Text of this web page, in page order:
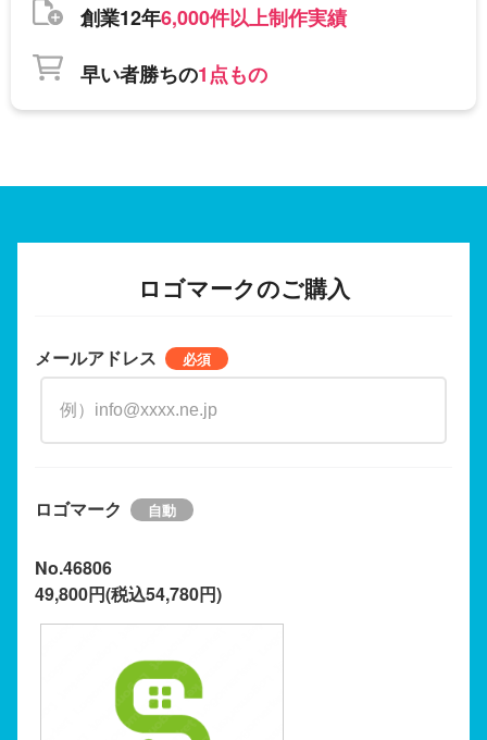
創業12年6,000件以上制作実績
早い者勝ちの1点もの
ロゴマークのご購入
メールアドレス
ロゴマーク
No.46806
49,800円(税込54,780円)